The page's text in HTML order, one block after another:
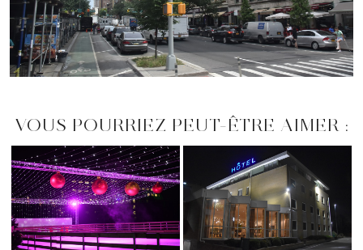
VOUS POURRIEZ PEUT-ÊTRE AIMER :